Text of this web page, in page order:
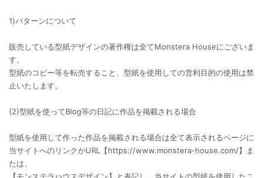
1)パターンについて
販売している型紙デザインの著作権は全てMonstera Houseにございま
す。
型紙のコピー等を転売すること、型紙を使用しての営利目的の使用は禁
止いたします。
(2)型紙を使ってBlog等の日記に作品を掲載される場合
型紙を使用して作った作品を掲載される場合は全て表示されるページに
当サイトへのリンクかURL【https://www.monstera-house.com/】ま
たは、
【モンステラハウスデザイン】と表記し、当サイトの型紙を使用したこ